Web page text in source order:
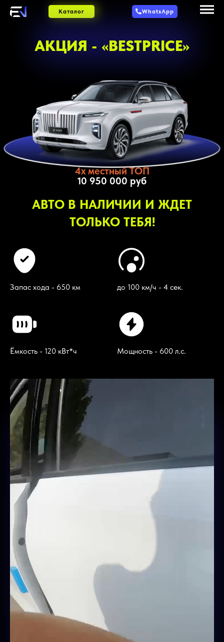
Каталог WhatsApp
АКЦИЯ - «BESTPRICE»
4х местный ТОП
10 950 000 руб
АВТО В НАЛИЧИИ И ЖДЕТ
ТОЛЬКО ТЕБЯ!
Запас хода - 650 км до 100 км/ч - 4 сек.
Ёмкость - 120 кВт*ч Мощность - 600 л.с.